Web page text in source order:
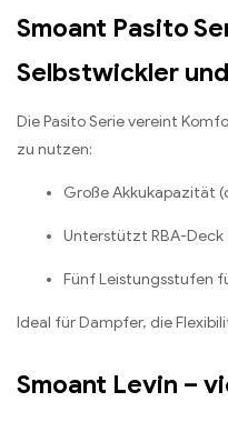
Smoant Pasito
Selbstwickler
Die Pasito Serie vereint
zu nutzen:
Große Akkukapazität
Unterstützt RBA-Deck
Fünf Leistungsstufen
Ideal für Dampfer, die
Smoant Levin –